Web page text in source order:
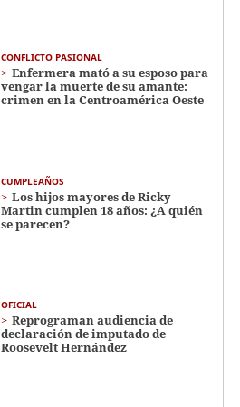
CONFLICTO PASIONAL
Enfermera mató a su esposo para
vengar la muerte de su amante:
crimen en la Centroamérica Oeste
CUMPLEAÑOS
Los hijos mayores de Ricky
Martin cumplen 18 años: ¿A quién
se parecen?
OFICIAL
Reprograman audiencia de
declaración de imputado de
Roosevelt Hernández